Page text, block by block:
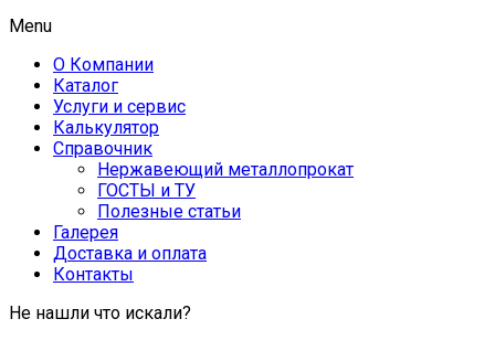
Menu
О Компании
Каталог
Услуги и сервис
Калькулятор
Справочник
Нержавеющий металлопрокат
ГОСТЫ и ТУ
Полезные статьи
Галерея
Доставка и оплата
Контакты
Не нашли что искали?